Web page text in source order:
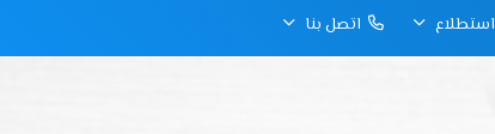
استطلاع اتصل بنا